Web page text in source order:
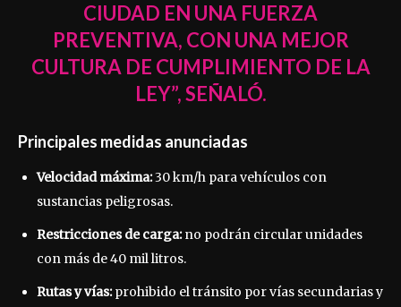
CIUDAD EN UNA FUERZA
PREVENTIVA, CON UNA MEJOR
CULTURA DE CUMPLIMIENTO DE LA
LEY”, SEÑALÓ.
Principales medidas anunciadas
Velocidad máxima:30 km/h para vehículos con
sustancias peligrosas.
Restricciones de carga:no podrán circular unidades
con más de 40 mil litros.
Rutas y vías:prohibido el tránsito por vías secundarias y